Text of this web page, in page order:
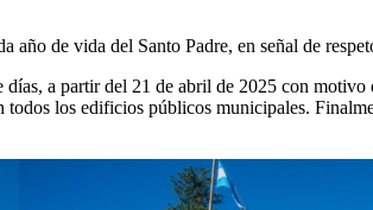
año de vida del Santo Padre, en señal de
a partir del 21 de abril de 2025 con
los edificios públicos municipales.